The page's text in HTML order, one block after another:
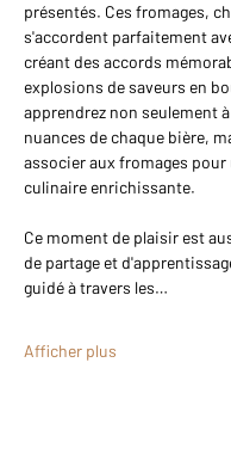
présentés. Ces fromages,
s'accordent parfaitement
créant des accords
explosions de saveurs en
apprendrez non seulement
nuances de chaque bière,
associer aux fromages pour
culinaire enrichissante.
Ce moment de plaisir est
de partage et
guidé à travers les…
Afficher plus